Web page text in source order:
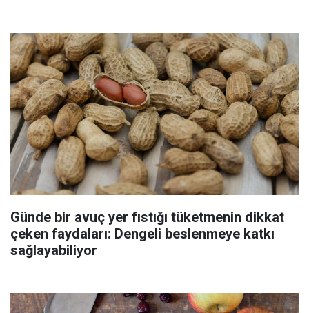
Günde bir avuç yer fıstığı tüketmenin dikkat
çeken faydaları: Dengeli beslenmeye katkı
sağlayabiliyor